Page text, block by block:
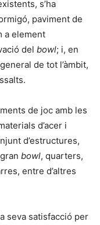
s’ha
paviment de
a element
del bowl; i, en
de tot l’àmbit,
de joc amb les
d’acer i
d’estructures,
bowl, quarters,
entre d’altres
seva satisfacció per